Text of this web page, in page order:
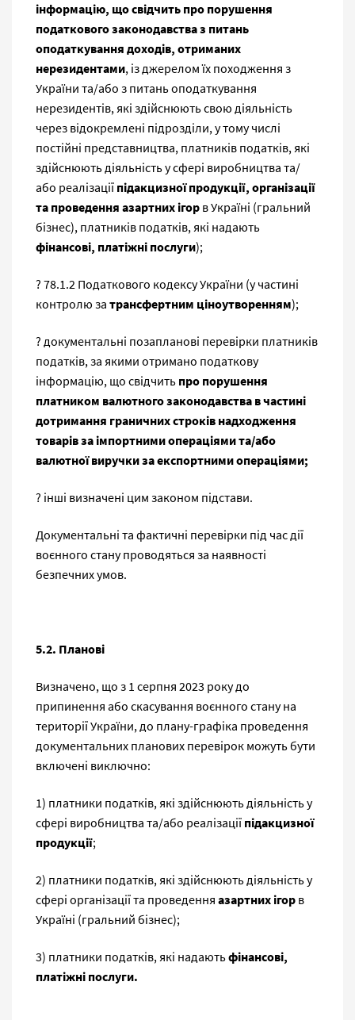
інформацію, що свідчить про порушення
податкового законодавства з питань
оподаткування доходів, отриманих
нерезидентами, із джерелом їх походження з
України та/або з питань оподаткування
нерезидентів, які здійснюють свою діяльність
через відокремлені підрозділи, у тому числі
постійні представництва, платників податків, які
здійснюють діяльність у сфері виробництва та/
або реалізації підакцизної продукції, організації
та проведення азартних ігор в Україні (гральний
бізнес), платників податків, які надають
фінансові, платіжні послуги);
? 78.1.2 Податкового кодексу України (у частині
контролю за трансфертним ціноутворенням);
? документальні позапланові перевірки платників
податків, за якими отримано податкову
інформацію, що свідчить про порушення
платником валютного законодавства в частині
дотримання граничних строків надходження
товарів за імпортними операціями та/або
валютної виручки за експортними операціями;
? інші визначені цим законом підстави.
Документальні та фактичні перевірки під час дії
воєнного стану проводяться за наявності
безпечних умов.
5.2. Планові
Визначено, що з 1 серпня 2023 року до
припинення або скасування воєнного стану на
території України, до плану-графіка проведення
документальних планових перевірок можуть бути
включені виключно:
1) платники податків, які здійснюють діяльність у
сфері виробництва та/або реалізації підакцизної
продукції;
2) платники податків, які здійснюють діяльність у
сфері організації та проведення азартних ігор в
Україні (гральний бізнес);
3) платники податків, які надаютьфінансові,
платіжні послуги.